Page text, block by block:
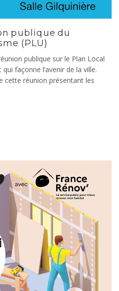
publique du
(PLU)
publique sur le Plan Local
façonne l’avenir de la ville.
cette réunion présentant les